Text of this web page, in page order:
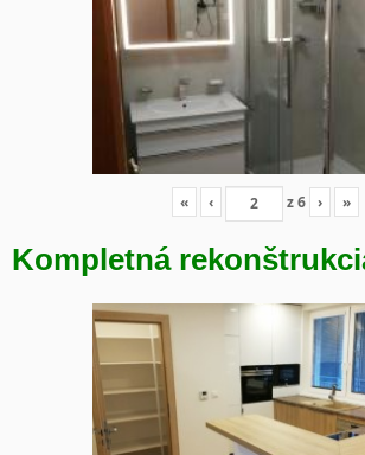
« ‹ z6 › »
Kompletná